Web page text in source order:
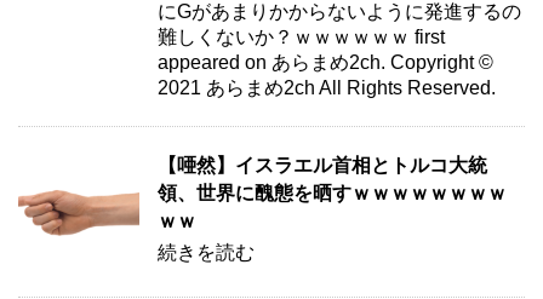
にGがあまりかからないように発進するの
難しくないか？ｗｗｗｗｗｗ first
appeared on あらまめ2ch. Copyright ©
2021 あらまめ2ch All Rights Reserved.
【唖然】イスラエル首相とトルコ大統
領、世界に醜態を晒すｗｗｗｗｗｗｗｗ
ｗｗ
続きを読む